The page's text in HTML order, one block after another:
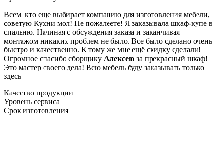
Всем, кто еще выбирает компанию для изготовления мебели,
советую Кухни мол! Не пожалеете! Я заказывала шкаф-купе в
спальню. Начиная с обсуждения заказа и заканчивая
монтажом никаких проблем не было. Все было сделано очень
быстро и качественно. К тому же мне ещё скидку сделали!
Огромное спасибо сборщику Алексею за прекрасный шкаф!
Это мастер своего дела! Всю мебель буду заказывать только
здесь.
Качество продукции
Уровень сервиса
Срок изготовления